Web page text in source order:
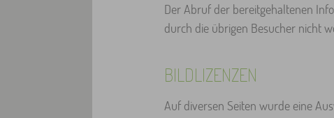
Der Abruf der bereitgehaltenen
durch die übrigen Besucher nicht
BILDLIZENZEN
Auf diversen Seiten wurde eine